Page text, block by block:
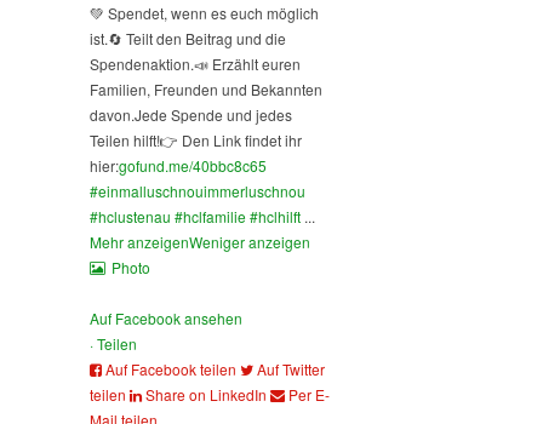
💚 Spendet, wenn es euch möglich
ist.🔄 Teilt den Beitrag und die
Spendenaktion.📣 Erzählt euren
Familien, Freunden und Bekannten
davon.Jede Spende und jedes
Teilen hilft!👉 Den Link findet ihr
hier:gofund.me/40bbc8c65
#einmalluschnouimmerluschnou
#hclustenau #hclfamilie#hclhilft ...
Mehr anzeigenWeniger anzeigen
Photo
Auf Facebook ansehen
·Teilen
Auf Facebook teilen
Auf Twitter
teilen
Share on LinkedIn
Per E-